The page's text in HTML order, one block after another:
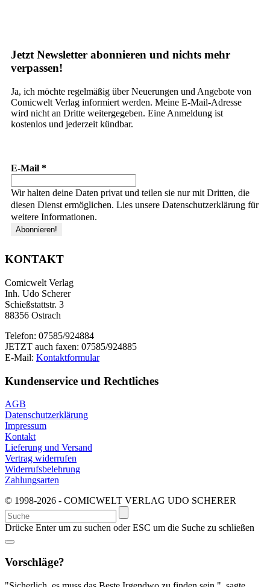
Jetzt Newsletter abonnieren und nichts mehr
verpassen!
Ja, ich möchte regelmäßig über Neuerungen und Angebote von
Comicwelt Verlag informiert werden. Meine E-Mail-Adresse
wird nicht an Dritte weitergegeben. Eine Anmeldung ist
kostenlos und jederzeit kündbar.
E-Mail *
Wir halten deine Daten privat und teilen sie nur mit Dritten, die
diesen Dienst ermöglichen. Lies unsere Datenschutzerklärung für
weitere Informationen.
KONTAKT
Comicwelt Verlag
Inh. Udo Scherer
Schießstattstr. 3
88356 Ostrach
Telefon: 07585/924884
JETZT auch faxen: 07585/924885
E-Mail: Kontaktformular
Kundenservice und Rechtliches
AGB
Datenschutzerklärung
Impressum
Kontakt
Lieferung und Versand
Vertrag widerrufen
Widerrufsbelehrung
Zahlungsarten
© 1998-2026 - COMICWELT VERLAG UDO SCHERER
Suchen
nach:
Drücke Enter um zu suchen oder ESC um die Suche zu schließen
Vorschläge?